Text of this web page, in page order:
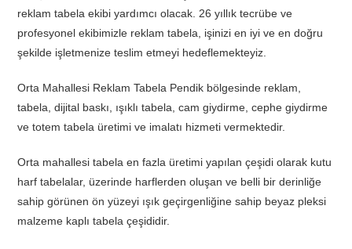
reklam tabela ekibi yardımcı olacak. 26 yıllık tecrübe ve
profesyonel ekibimizle reklam tabela, işinizi en iyi ve en doğru
şekilde işletmenize teslim etmeyi hedeflemekteyiz.
Orta Mahallesi Reklam Tabela Pendik bölgesinde reklam,
tabela, dijital baskı, ışıklı tabela, cam giydirme, cephe giydirme
ve totem tabela üretimi ve imalatı hizmeti vermektedir.
Orta mahallesi tabela en fazla üretimi yapılan çeşidi olarak kutu
harf tabelalar, üzerinde harflerden oluşan ve belli bir derinliğe
sahip görünen ön yüzeyi ışık geçirgenliğine sahip beyaz pleksi
malzeme kaplı tabela çeşididir.